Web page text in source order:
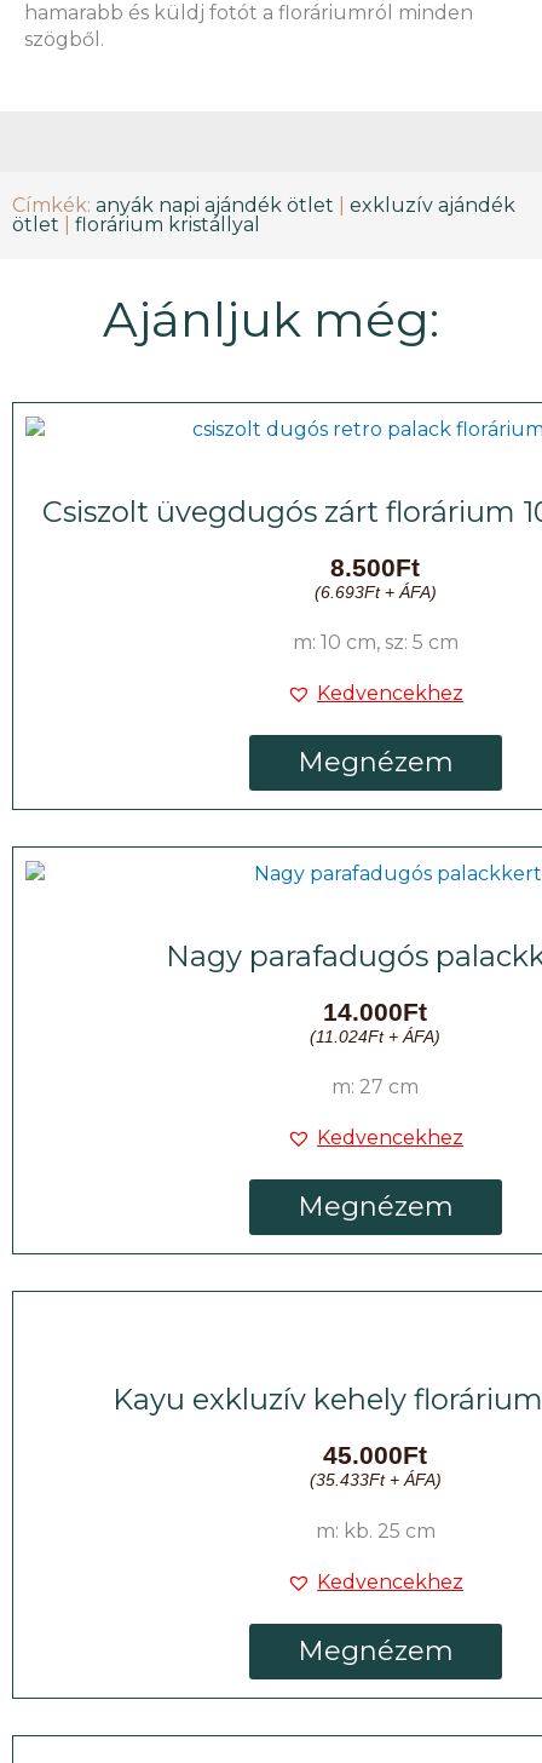
hamarabb és küldj fotót a floráriumról minden
szögből.
Címkék: anyák napi ajándék ötlet
exkluzív ajándék
ötlet
florárium kristállyal
Ajánljuk még:
Csiszolt üvegdugós zárt florárium
8.500Ft
(6.693Ft+ ÁFA)
m: 10 cm, sz: 5 cm
Kedvencekhez
Megnézem
Nagy parafadugós
14.000Ft
(11.024Ft+ ÁFA)
m: 27 cm
Kedvencekhez
Megnézem
Kayu exkluzív kehely
45.000Ft
(35.433Ft+ ÁFA)
m: kb. 25 cm
Kedvencekhez
Megnézem